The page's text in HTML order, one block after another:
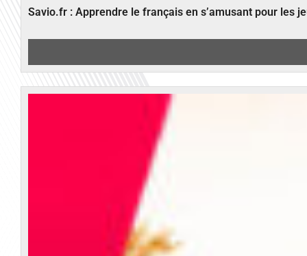
Savio.fr : Apprendre le français en s’amusant pour les